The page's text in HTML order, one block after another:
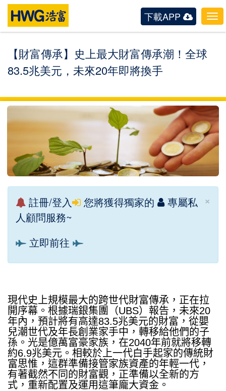
下載APP
【財富傳承】史上最大財富傳承潮！全球
83.5兆美元，未來20年即將換手
×
註冊/登入 您將獲得獨家的
專屬私
人顧問服務~
立即前往
現代史上規模最大的跨世代財富傳承，正在拉
開序幕。根據瑞銀集團（UBS）報告，未來20
年內，預計將有高達83.5兆美元的財富，從嬰
兒潮世代及年長創業家手中，轉移給他們的子
孫。光是億萬富豪家族，在2040年前就將移轉
約6.9兆美元。相較於上一代白手起家的傳統財
富思惟，這群準備接管家族資產的年輕一代，
有著截然不同的財富觀，正準備以全新的方
式，重新配置及運用這筆龐大資金。